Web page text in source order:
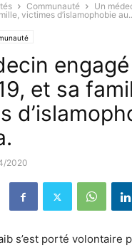
Communauté
Un
victimes d’islamophobie
et sa
2020
s’est porté volontaire